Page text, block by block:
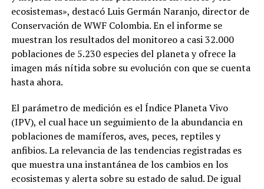
ecosistemas», destacó Luis Germán Naranjo, director de
Conservación de WWF Colombia. En el informe se
muestran los resultados del monitoreo a casi 32.000
poblaciones de 5.230 especies del planeta y ofrece la
imagen más nítida sobre su evolución con que se cuenta
hasta ahora.
El parámetro de medición es el Índice Planeta Vivo
(IPV), el cual hace un seguimiento de la abundancia en
poblaciones de mamíferos, aves, peces, reptiles y
anfibios. La relevancia de las tendencias registradas es
que muestra una instantánea de los cambios en los
ecosistemas y alerta sobre su estado de salud. De igual